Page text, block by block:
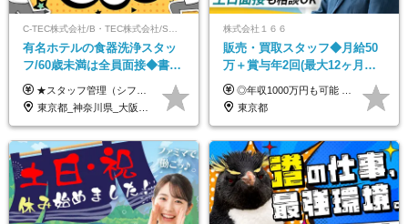
有名ホテルの食器洗浄スタッ
フ/60歳未満は全員面接◆書類
選考なし◆ブランクOK◆月25
万～ ◆40～50代活躍
★スタッフ管理（シフト調整など）の経験があれば【月給28万円以上】 ★賞与支給実績：基本給の2ヶ月分～3ヶ月分 ＝＝ライフスタイルに合わせて働き方を選べます＝＝ ■正社員 ＜未経験者＞月給25万円～35万円＋賞与年2回 ＜経験者＞月給28万円～35万円＋賞与年2回 ※経験やスキルに応じて決定します ※残業代全額支給 ※試用期間（3ヶ月間）中の雇用形態や待遇に差異はありません ※正社員の場合、転勤の可能性あり ■契約社員 月給22万円～＋残業代全額支給 ※契約社員の場合、賞与の支給および転勤の可能性はありません ※勤務時間や勤務日数の希望があればご相談に応じます ※試用期間なし ※契約の更新 有(勤務状況により判断する) 更新上限 有(通算契約期間の上限 1年/更新回数の上限 なし)
東京都_神奈川県_大阪府_愛知県_北海道_京都府_福岡県_沖縄県
株式会社１６６
販売・買取スタッフ◆月給50
万＋賞与年2回(最大12ヶ月分
支給)◆前職給与保証◆年収
1000万可◆オープニング
◎年収1000万円も可能 ◎複雑な条件やノルマは一切なし！ 頑張った分だけシンプルに還元される給与体系です。 経験者の方には「前職給与保証」をお約束します！ ■月給50万円～80万円（役職手当を含む） ★平均月収：60～70万円程度 ★「〇件以上で支給」といった複雑な条件やノルマの縛りは一切ありません。 お客様に寄り添い、利益が出た分はしっかりとあなたの給与へ還元します！ ※経験・能力を考慮のうえ決定します。 ※試用期間3ヶ月あり。その間の待遇・給与に差異はありません。 ※上記の金額は固定残業代（20時間/5万円～）含んだ金額です。 超過分は別途記載します。
東京都